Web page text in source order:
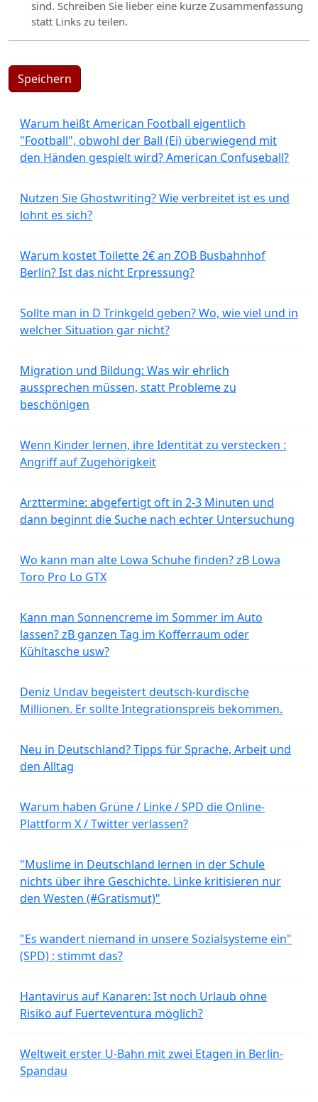
sind. Schreiben Sie lieber eine kurze Zusammenfassung
statt Links zu teilen.
Speichern
Warum heißt American Football eigentlich
"Football", obwohl der Ball (Ei) überwiegend mit
den Händen gespielt wird? American Confuseball?
Nutzen Sie Ghostwriting? Wie verbreitet ist es und
lohnt es sich?
Warum kostet Toilette 2€ an ZOB Busbahnhof
Berlin? Ist das nicht Erpressung?
Sollte man in D Trinkgeld geben? Wo, wie viel und in
welcher Situation gar nicht?
Migration und Bildung: Was wir ehrlich
aussprechen müssen, statt Probleme zu
beschönigen
Wenn Kinder lernen, ihre Identität zu verstecken :
Angriff auf Zugehörigkeit
Arzttermine: abgefertigt oft in 2-3 Minuten und
dann beginnt die Suche nach echter Untersuchung
Wo kann man alte Lowa Schuhe finden? zB Lowa
Toro Pro Lo GTX
Kann man Sonnencreme im Sommer im Auto
lassen? zB ganzen Tag im Kofferraum oder
Kühltasche usw?
Deniz Undav begeistert deutsch-kurdische
Millionen. Er sollte Integrationspreis bekommen.
Neu in Deutschland? Tipps für Sprache, Arbeit und
den Alltag
Warum haben Grüne / Linke / SPD die Online-
Plattform X / Twitter verlassen?
"Muslime in Deutschland lernen in der Schule
nichts über ihre Geschichte. Linke kritisieren nur
den Westen (#Gratismut)"
"Es wandert niemand in unsere Sozialsysteme ein"
(SPD) : stimmt das?
Hantavirus auf Kanaren: Ist noch Urlaub ohne
Risiko auf Fuerteventura möglich?
Weltweit erster U-Bahn mit zwei Etagen in Berlin-
Spandau